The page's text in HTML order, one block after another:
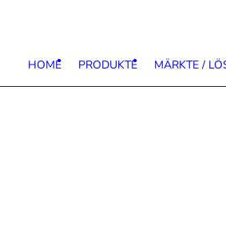
HOME PRODUKTE MÄRKTE /